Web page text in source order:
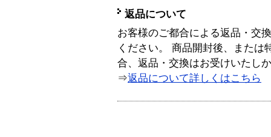
返品について
お客様のご都合による返品・交
ください。 商品開封後、または
合、返品・交換はお受けいたし
⇒返品について詳しくはこちら